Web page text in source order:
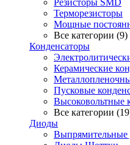
Резисторы SMD
Терморезисторы
Мощные
Все категории (9)
Конденсаторы
Керамические
Пусковые
Высоковольтные
Все категории
Диоды
Выпрямительные